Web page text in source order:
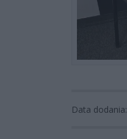
Data dodania: